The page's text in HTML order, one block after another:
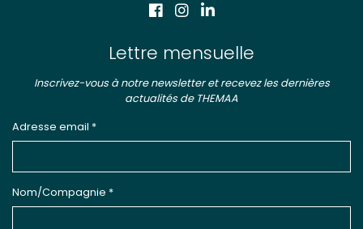
Lettre mensuelle
Inscrivez-vous à notre newsletter et recevez les dernières
actualités de THEMAA
Adresse email *
Nom/Compagnie *